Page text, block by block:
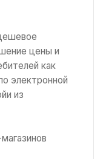
цены и
как
электронной
из